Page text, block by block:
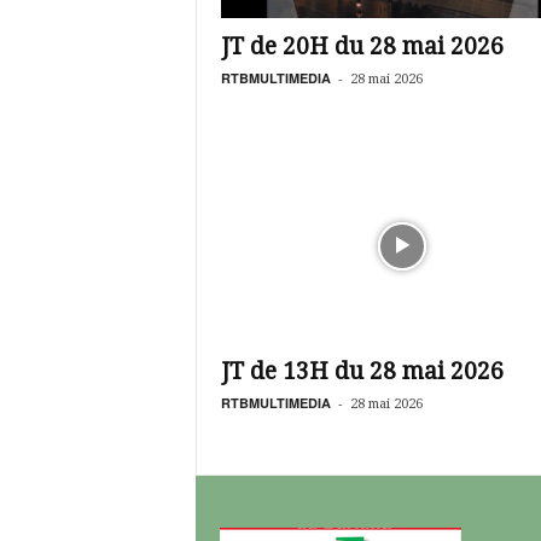
JT de 20H du 28 mai 2026
RTBMULTIMEDIA - 28 mai 2026
JT de 13H du 28 mai 2026
RTBMULTIMEDIA - 28 mai 2026